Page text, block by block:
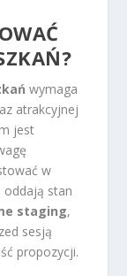
wymaga
atrakcyjnej
jest
w
oddają stan
staging,
sesją
propozycji.